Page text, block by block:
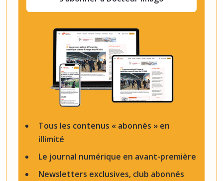
Tous les contenus « abonnés » en
illimité
Le journal numérique en avant-première
Newsletters exclusives, club abonnés